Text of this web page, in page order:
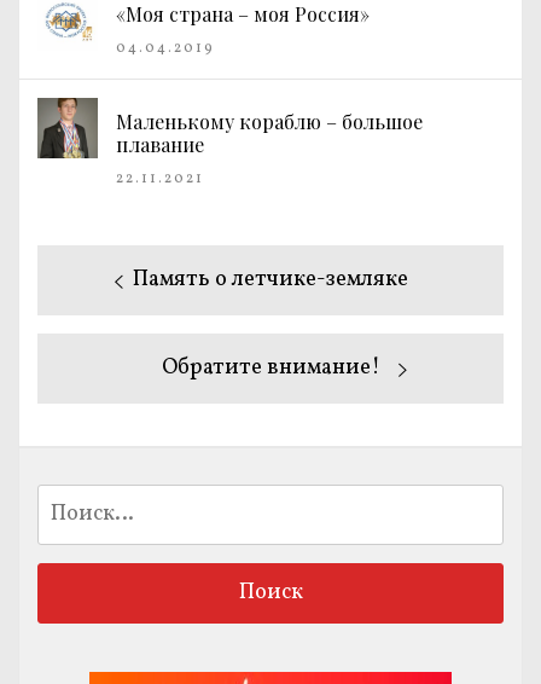
«Моя страна – моя Россия»
04.04.2019
Маленькому кораблю – большое
плавание
22.11.2021
Навигация
записям
Предыдущая
Память о летчике-земляке
Следующая
Обратите внимание!
Найти: